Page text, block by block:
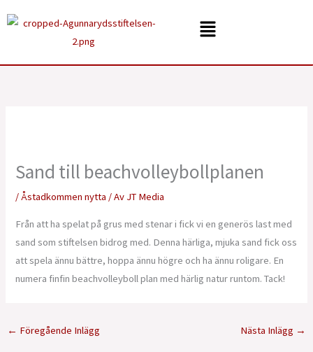
till
Menu
Sand till beachvolleybollplanen
/Åstadkommen nytta / Av JT Media
Från att ha spelat på grus med stenar i fick vi en generös last med
sand som stiftelsen bidrog med. Denna härliga, mjuka sand fick oss
att spela ännu bättre, hoppa ännu högre och ha ännu roligare. En
numera finfin beachvolleyboll plan med härlig natur runtom. Tack!
← Föregående Inlägg Nästa Inlägg →